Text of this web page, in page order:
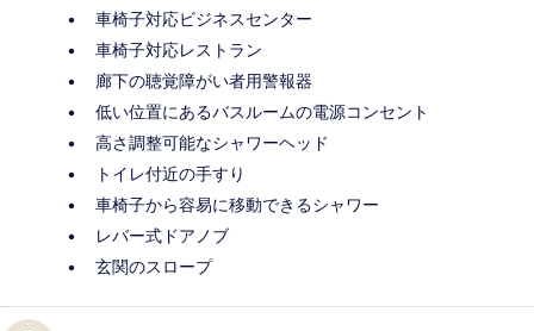
車椅子対応ビジネスセンター
車椅子対応レストラン
廊下の聴覚障がい者用警報器
低い位置にあるバスルームの電源コンセント
高さ調整可能なシャワーヘッド
トイレ付近の手すり
車椅子から容易に移動できるシャワー
レバー式ドアノブ
玄関のスロープ